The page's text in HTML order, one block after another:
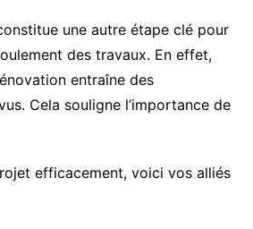
une autre étape clé pour
des travaux. En effet,
entraîne des
Cela souligne l’importance de
efficacement, voici vos alliés